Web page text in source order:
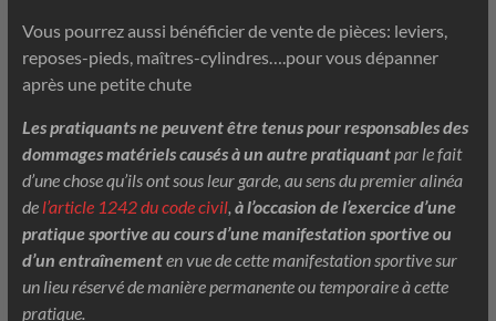
Vous pourrez aussi bénéficier de vente de pièces: leviers,
reposes-pieds, maîtres-cylindres….pour vous dépanner
après une petite chute
Les pratiquants ne peuvent être tenus pour responsables des
dommages matériels causés à un autre pratiquantpar le fait
d’une chose qu’ils ont sous leur garde, au sens du premier alinéa
de l’article 1242 du code civil, à l’occasion de l’exercice d’une
pratique sportive au cours d’une manifestation sportive ou
d’un entraînementen vue de cette manifestation sportive sur
un lieu réservé de manière permanente ou temporaire à cette
pratique.